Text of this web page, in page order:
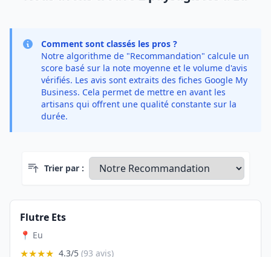
Comment sont classés les pros ?
Notre algorithme de "Recommandation" calcule un
score basé sur la note moyenne et le volume d'avis
vérifiés. Les avis sont extraits des fiches Google My
Business. Cela permet de mettre en avant les
artisans qui offrent une qualité constante sur la
durée.
Trier par :
Flutre Ets
📍 Eu
★★★★ 4.3/5 (93 avis)